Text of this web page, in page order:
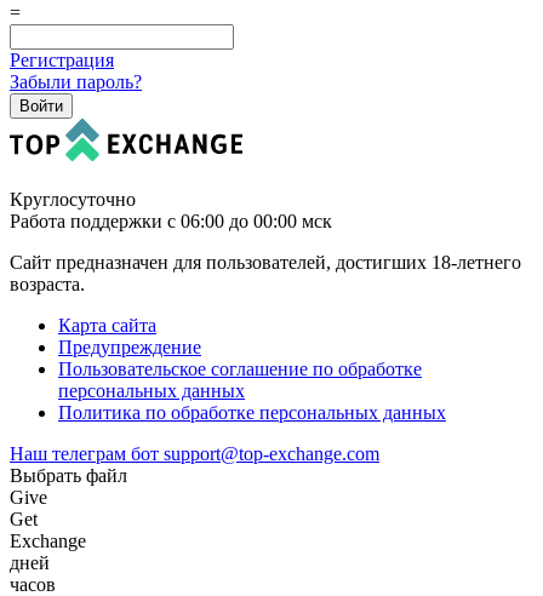
=
Регистрация
Забыли пароль?
Круглосуточно
Работа поддержки с 06:00 до 00:00 мск
Сайт предназначен для пользователей, достигших 18-летнего
возраста.
Карта сайта
Предупреждение
Пользовательское соглашение по обработке
персональных данных
Политика по обработке персональных данных
Наш телеграм бот support@top-exchange.com
Выбрать файл
Give
Get
Exchange
дней
часов